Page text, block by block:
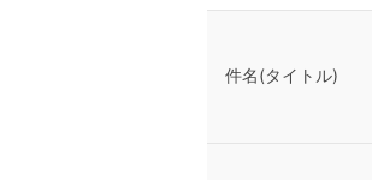
件名(タイトル)